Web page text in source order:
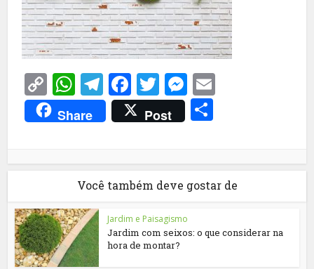
Copy
Link
WhatsApp
Telegram
Facebook
TwitterMessenger
Share Post
Você também deve gostar de
Jardim e Paisagismo
Jardim com seixos: o que considerar na
hora de montar?